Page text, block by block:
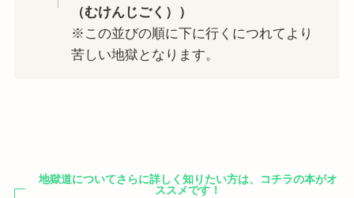
（むけんじごく））
※この並びの順に下に行くにつれてより
苦しい地獄となります。
地獄道についてさらに詳しく知りたい方は、コチラの本がオ
ススメです！